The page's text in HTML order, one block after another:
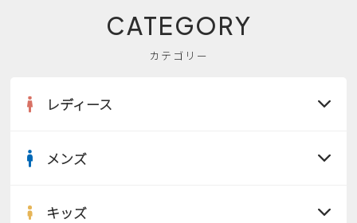
CATEGORY
カテゴリー
レディース
サンダル
メンズ
キッズ